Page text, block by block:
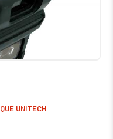
UNITECH